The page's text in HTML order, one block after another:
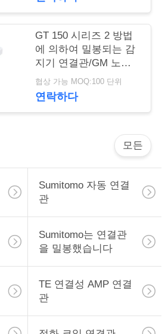
GT 150 시리즈 2 방법
에 의하여 밀봉되는 감
지기 연결관/GM 노크
감지기 연결관
15374222
협상 가능 MOQ:100 단위
연락하다
모든
Sumitomo 자동 연결
관
Sumitomo는 연결관
을 밀봉했습니다
TE 연결성 AMP 연결
관